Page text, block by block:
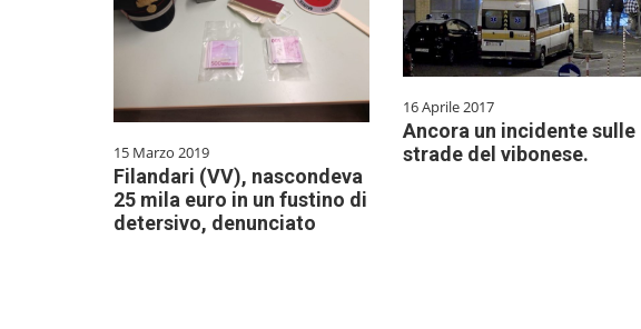
15 Marzo 2019
Filandari (VV), nascondeva
25 mila euro in un fustino di
detersivo, denunciato
16 Aprile 2017
Ancora un incidente sulle
strade del vibonese.